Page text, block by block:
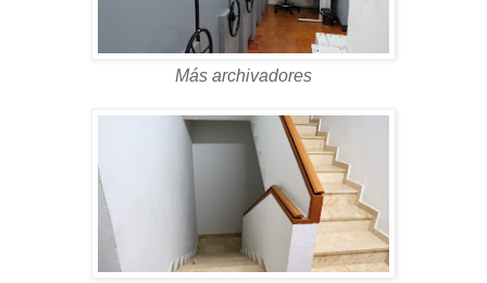
Más archivadores